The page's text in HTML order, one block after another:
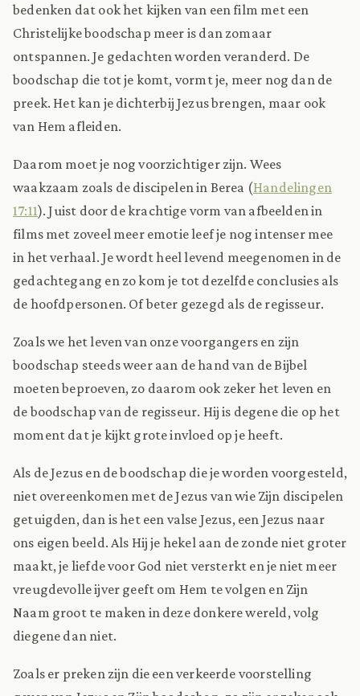
bedenken dat ook het kijken van een film met een
Christelijke boodschap meer is dan zomaar
ontspannen. Je gedachten worden veranderd. De
boodschap die tot je komt, vormt je, meer nog dan de
preek. Het kan je dichterbij Jezus brengen, maar ook
van Hem afleiden.
Daarom moet je nog voorzichtiger zijn. Wees
waakzaam zoals de discipelen in Berea (Handelingen
17:11). Juist door de krachtige vorm van afbeelden in
films met zoveel meer emotie leef je nog intenser mee
in het verhaal. Je wordt heel levend meegenomen in de
gedachtegang en zo kom je tot dezelfde conclusies als
de hoofdpersonen. Of beter gezegd als de regisseur.
Zoals we het leven van onze voorgangers en zijn
boodschap steeds weer aan de hand van de Bijbel
moeten beproeven, zo daarom ook zeker het leven en
de boodschap van de regisseur. Hij is degene die op het
moment dat je kijkt grote invloed op je heeft.
Als de Jezus en de boodschap die je worden voorgesteld,
niet overeenkomen met de Jezus van wie Zijn discipelen
getuigden, dan is het een valse Jezus, een Jezus naar
ons eigen beeld. Als Hij je hekel aan de zonde niet groter
maakt, je liefde voor God niet versterkt en je niet meer
vreugdevolle ijver geeft om Hem te volgen en Zijn
Naam groot te maken in deze donkere wereld, volg
diegene dan niet.
Zoals er preken zijn die een verkeerde voorstelling